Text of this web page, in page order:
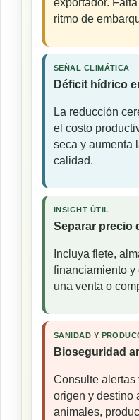
ritmo de
SEÑAL CLIMÁTICA
Déficit hídrico
La reducción
el costo
seca y aumenta
calidad.
INSIGHT ÚTIL
Separar precio
Incluya flete,
financiamiento
una venta o
SANIDAD Y
Bioseguridad
Consulte
origen y destino
animales,